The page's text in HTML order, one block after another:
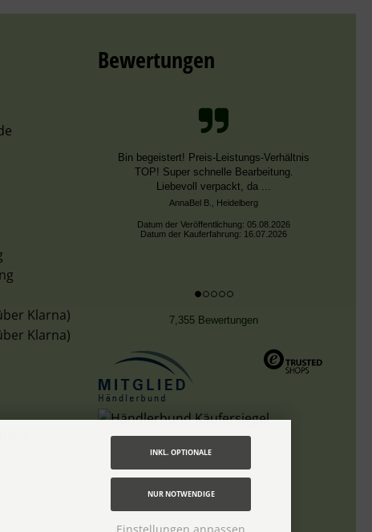
Klarna)
Klarna)
Bewertungen
Schnelle Bearbeitung, nur leider falsche
Farben, die aber dieselben DMC Nummern
trugen.
Datum der Veröffentlichung: 02.08.2026
Datum der Kauferfahrung: 13.07.2026
7,355 Bewertungen
INKL. OPTIONALE
NUR NOTWENDIGE
Einstellungen anpassen